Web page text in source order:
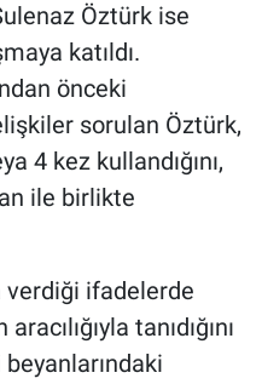
Öztürk ise
katıldı.
önceki
sorulan Öztürk,
4 kez kullandığını,
ile birlikte
verdiği ifadelerde
tanıdığını